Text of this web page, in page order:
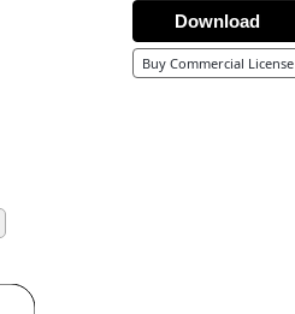
Download
Buy Commercial License